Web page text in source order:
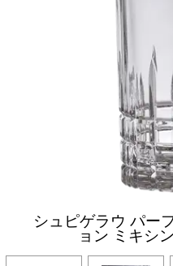
シュピゲラウ パー
ョン ミキシ